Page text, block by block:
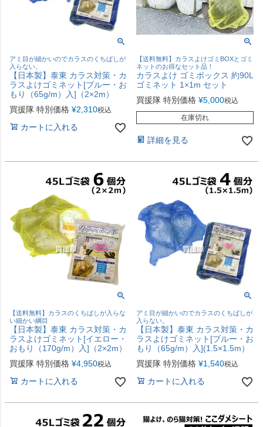
アミ目が細かいのでカラスのくちばしが
入らない。
【日本製】泰東 カラス対策・カ
ラスよけゴミネット[ブルー・お
もり（65g/m）入]（2×2m）
買援隊 特別価格 ¥2,310税込
カートに入れる
【送料無料】カラスよけゴミBOXとゴミ
ネットのお得なセット品！
カラスよけ ゴミボックス 約90L
ゴミネット 1×1m セット
買援隊 特別価格 ¥5,000税込
在庫切れ
詳細を見る
【送料無料】カラスのくちばしが入らな
い細かい綱目
【日本製】泰東 カラス対策・カ
ラスよけゴミネット[イエロー・
おもり（170g/m）入]（2×2m）
買援隊 特別価格 ¥4,950税込
カートに入れる
アミ目が細かいのでカラスのくちばしが
入らない。
【日本製】泰東 カラス対策・カ
ラスよけゴミネット[ブルー・お
もり（65g/m）入](1.5×1.5m）
買援隊 特別価格 ¥1,540税込
カートに入れる